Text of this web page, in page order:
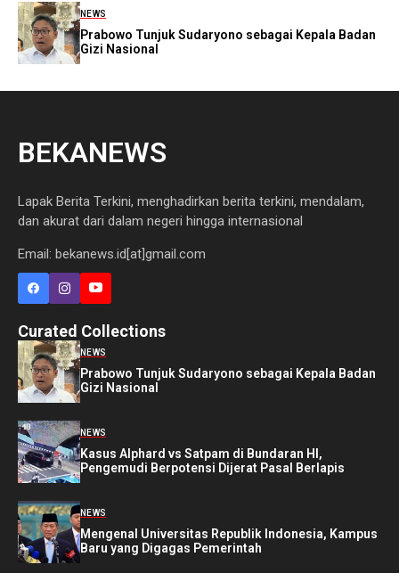
NEWS
Prabowo Tunjuk Sudaryono sebagai Kepala Badan
Gizi Nasional
BEKANEWS
Lapak Berita Terkini, menghadirkan berita terkini, mendalam,
dan akurat dari dalam negeri hingga internasional
Email: bekanews.id[at]gmail.com
Curated Collections
NEWS
Prabowo Tunjuk Sudaryono sebagai Kepala Badan
Gizi Nasional
NEWS
Kasus Alphard vs Satpam di Bundaran HI,
Pengemudi Berpotensi Dijerat Pasal Berlapis
NEWS
Mengenal Universitas Republik Indonesia, Kampus
Baru yang Digagas Pemerintah